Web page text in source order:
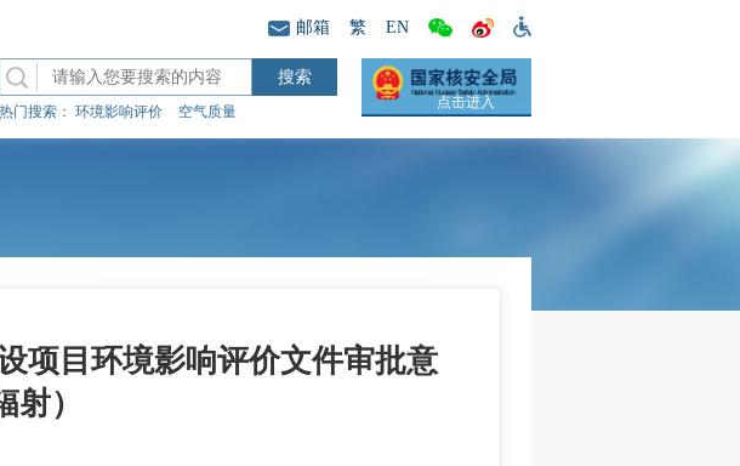
邮箱 繁 EN
热门搜索： 环境影响评价 空气质量
点击进入
项目环境影响评价文件审批意
）